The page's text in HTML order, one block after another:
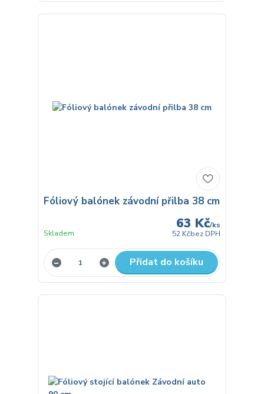
Fóliový balónek závodní přilba 38 cm
63 Kč/ks
52 Kčbez DPH
Skladem
Přidat do košíku